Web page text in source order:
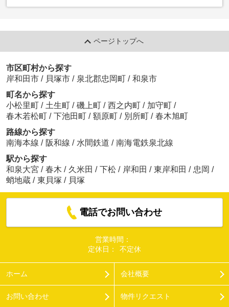
ページトップへ
市区町村から探す
岸和田市 / 貝塚市 / 泉北郡忠岡町 / 和泉市
町名から探す
小松里町 / 土生町 / 磯上町 / 西之内町 / 加守町 /
春木若松町 / 下池田町 / 額原町 / 別所町 / 春木旭町
路線から探す
南海本線 / 阪和線 / 水間鉄道 / 南海電鉄泉北線
駅から探す
和泉大宮 / 春木 / 久米田 / 下松 / 岸和田 / 東岸和田 / 忠岡 /
蛸地蔵 / 東貝塚 / 貝塚
電話でお問い合わせ
営業時間：
定休日：
不定休
ホーム 会社概要
お問い合わせ 物件リクエスト